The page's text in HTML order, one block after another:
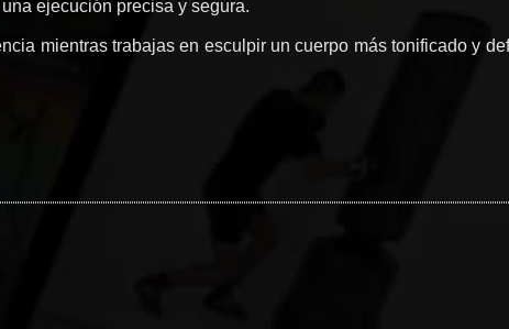
ejecución precisa y segura.
mientras trabajas en esculpir un cuerpo más tonificado y